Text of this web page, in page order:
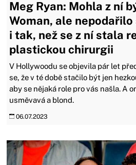
Meg Ryan: Mohla z ní
Woman, ale
i tak, než se z ní stala
plastickou chirurgii
V Hollywoodu se objevila pár let
se, že v té době stačilo být jen
aby se nějaká role pro vás našla. A
usměvavá a blond.
06.07.2023